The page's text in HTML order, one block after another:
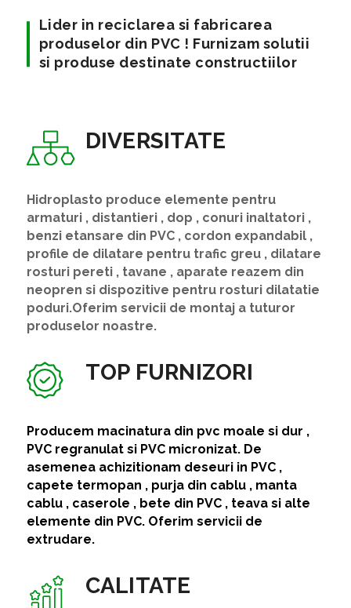
Lider in reciclarea si fabricarea
produselor din PVC ! Furnizam solutii
si produse destinate constructiilor
DIVERSITATE
Hidroplasto produce elemente pentru
armaturi , distantieri , dop , conuri inaltatori ,
benzi etansare din PVC , cordon expandabil ,
profile de dilatare pentru trafic greu , dilatare
rosturi pereti , tavane , aparate reazem din
neopren si dispozitive pentru rosturi dilatatie
poduri.Oferim servicii de montaj a tuturor
produselor noastre.
TOP FURNIZORI
Producem macinatura din pvc moale si dur ,
PVC regranulat si PVC micronizat. De
asemenea achizitionam deseuri in PVC ,
capete termopan , purja din cablu , manta
cablu , caserole , bete din PVC , teava si alte
elemente din PVC. Oferim servicii de
extrudare.
CALITATE